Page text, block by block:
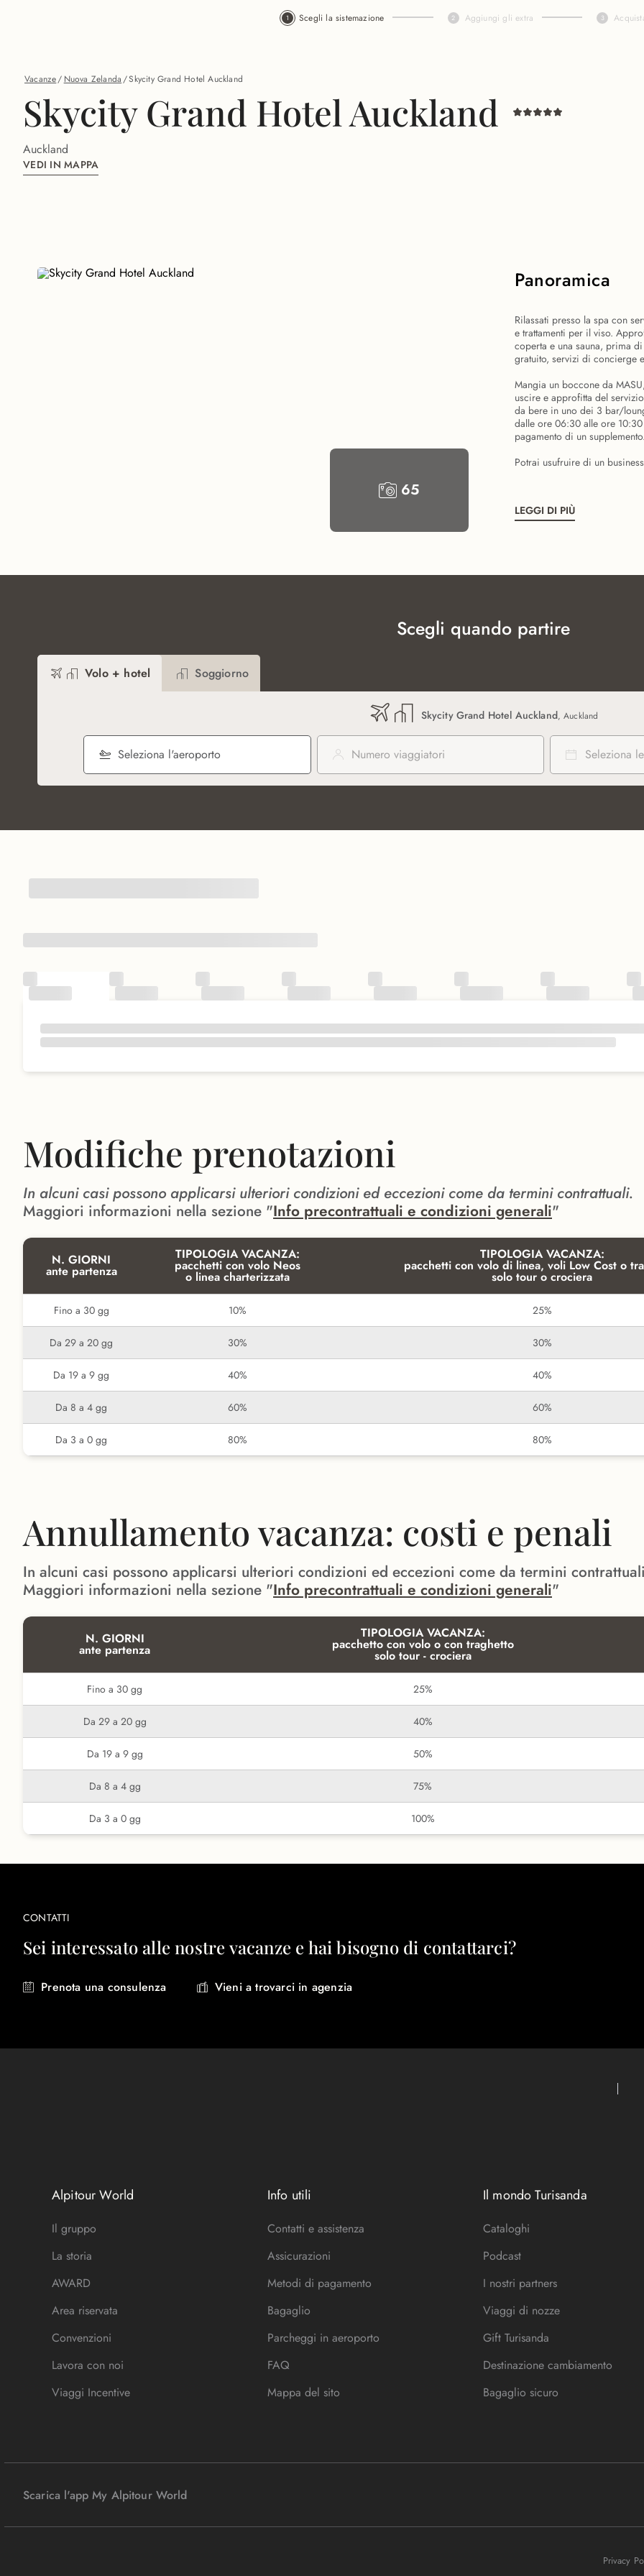
Scegli la sistemazione Aggiungi gli extra
Vacanze/ Nuova Zelanda/Skycity Grand Hotel Auckland
Skycity Grand Hotel Auckland
Auckland
VEDI IN MAPPA
65
Panoramica
Rilassati presso la spa con
e trattamenti per il viso.
coperta e una sauna, prima
gratuito, servizi di concierge
Mangia un boccone da
uscire e approfitta del
da bere in uno dei 3 bar/
dalle ore 06:30 alle ore
pagamento di un supplemento.
Potrai usufruire di un
LEGGI DI PIÙ
Scegli quando partire
Volo + hotel Soggiorno
Skycity Grand Hotel Auckland, Auckland
Seleziona l'aeroporto Numero viaggiatori Seleziona
Modifiche prenotazioni
In alcuni casi possono applicarsi ulteriori condizioni ed eccezioni come da termini contrattuali.
Maggiori informazioni nella sezione "Info precontrattuali e condizioni generali"
N. GIORNI
ante partenza
TIPOLOGIA VACANZA:
pacchetti con volo Neos
o linea charterizzata
TIPOLOGIA VACANZA:
pacchetti con volo di linea, voli Low Cost o
solo tour o crociera
Fino a 30 gg 10% 25%
Da 29 a 20 gg 30% 30%
Da 19 a 9 gg 40% 40%
Da 8 a 4 gg 60% 60%
Da 3 a 0 gg 80% 80%
Annullamento vacanza: costi e penali
In alcuni casi possono applicarsi ulteriori condizioni ed eccezioni come da termini contrattuali
Maggiori informazioni nella sezione "Info precontrattuali e condizioni generali"
N. GIORNI
ante partenza
TIPOLOGIA VACANZA:
pacchetto con volo o con traghetto
solo tour - crociera
Fino a 30 gg 25%
Da 29 a 20 gg 40%
Da 19 a 9 gg 50%
Da 8 a 4 gg 75%
Da 3 a 0 gg 100%
CONTATTI
Sei interessato alle nostre vacanze e hai bisogno di contattarci?
Prenota una consulenza Vieni a trovarci in agenzia
Alpitour World
Il gruppo
La storia
AWARD
Area riservata
Convenzioni
Lavora con noi
Viaggi Incentive
Info utili
Contatti e assistenza
Assicurazioni
Metodi di pagamento
Bagaglio
Parcheggi in aeroporto
FAQ
Mappa del sito
Il mondo Turisanda
Cataloghi
Podcast
I nostri partners
Viaggi di nozze
Gift Turisanda
Destinazione cambiamento
Bagaglio sicuro
Scarica l'app My Alpitour World
Privacy